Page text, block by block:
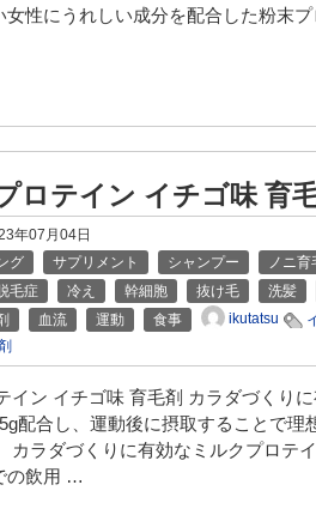
女性にうれしい成分を配合した粉末プ
ロテイン イチゴ味 育
年07月04日
グ
サプリメント シャンプー ノニ育
毛症 冷え 幹細胞 抜け毛 洗髪
血流 運動 食事 ikutatsu
イン イチゴ味 育毛剤 カラダづくり
配合し、運動後に摂取することで理
カラダづくりに有効なミルクプロテ
の飲用 …